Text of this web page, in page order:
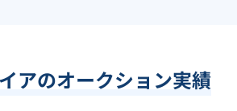
アのオークション実績